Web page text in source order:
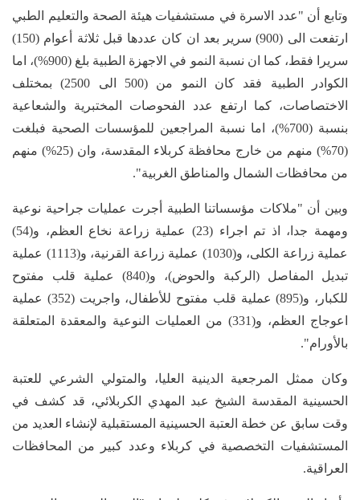
وتابع أن "عدد الاسرة في مستشفيات هيئة الصحة والتعليم الطبي
ارتفعت الى (900) سرير بعد ان كان عددها قبل ثلاثة أعوام (150)
سريرا فقط، كما ان نسبة النمو في الاجهزة الطبية بلغ (900%)، اما
الكوادر الطبية فقد كان النمو من (500 الى 2500) بمختلف
الاختصاصات، كما ارتفع عدد الفحوصات المختبرية والشعاعية
بنسبة (700%)، اما نسبة المراجعين للمؤسسات الصحية فبلغت
(70%) منهم من خارج محافظة كربلاء المقدسة، وان (25%) منهم
من محافظات الشمال والمناطق الغربية".
وبين أن "ملاكات مؤسساتنا الطبية أجرت عمليات جراحية نوعية
ومهمة جدا، اذ تم اجراء (23) عملية زراعة نخاع العظم، و(54)
عملية زراعة الكلى، و(1030) عملية زراعة القرنية، و(1113) عملية
تبديل المفاصل (الركبة والحوض)، و(840) عملية قلب مفتوح
للكبار، و(895) عملية قلب مفتوح للأطفال، واجريت (352) عملية
اعوجاج العظم، و(331) من العمليات النوعية والمعقدة المتعلقة
بالأورام".
وكان ممثل المرجعية الدينية العليا، والمتولي الشرعي للعتبة
الحسينية المقدسة الشيخ عبد المهدي الكربلائي، قد كشف في
وقت سابق عن خطة العتبة الحسينية المستقبلية لإنشاء العديد من
المستشفيات التخصصية في كربلاء وعدد كبير من المحافظات
العراقية.